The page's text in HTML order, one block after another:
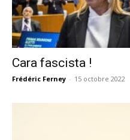
Cara fascista !
Frédéric Ferney - 15 octobre 2022